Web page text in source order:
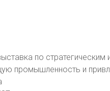
по стратегическим
промышленность и